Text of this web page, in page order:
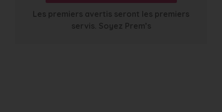
Les premiers avertis seront les premiers
servis. Soyez Prem’s